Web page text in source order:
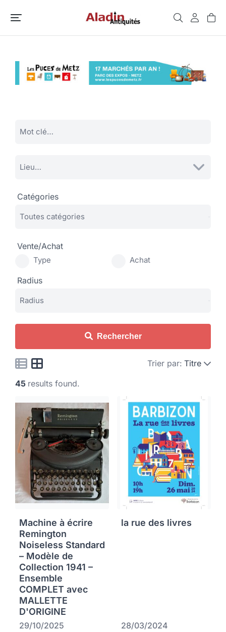
Catégories
Vente/Achat
Type Achat
Radius
Rechercher
Trier par: Titre
45 results found.
Machine à écrire
Remington
Noiseless Standard
– Modèle de
Collection 1941 –
Ensemble
COMPLET avec
MALLETTE
D'ORIGINE
29/10/2025
la rue des livres
28/03/2024